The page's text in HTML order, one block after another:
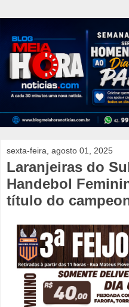
sexta-feira, agosto 01, 2025
Laranjeiras do
Handebol
título do